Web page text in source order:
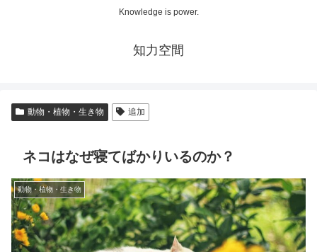
Knowledge is power.
知力空間
動物・植物・生き物 追加
ネコはなぜ寝てばかりいるのか？
動物・植物・生き物